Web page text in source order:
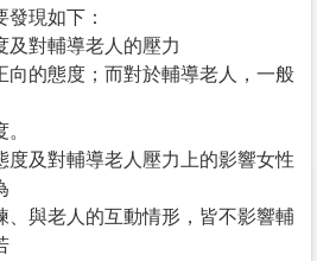
發現如下：
及對輔導老人的壓力
向的態度；而對於輔導老人，一般
度及對輔導老人壓力上的影響女性
、與老人的互動情形，皆不影響輔